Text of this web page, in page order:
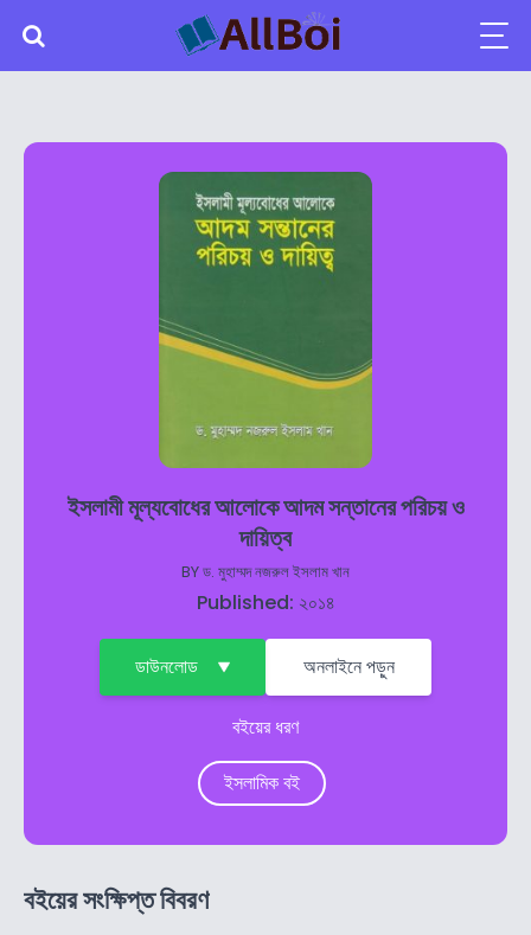
ইসলামী মূল্যবোধের আলোকে আদম সন্তানের পরিচয় ও
দায়িত্ব
BYড. মুহাম্মদ নজরুল ইসলাম খান
Published: ২০১৪
ডাউনলোড অনলাইনে পড়ুন
বইয়ের ধরণ
ইসলামিক বই
বইয়ের সংক্ষিপ্ত বিবরণ